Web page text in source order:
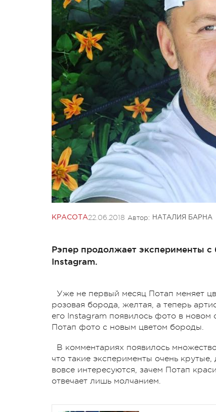
КРАСОТА22.06.2018 Автор: НАТАЛИЯ БАРНА
Рэпер продолжает эксперименты с
Instagram.
Уже не первый месяц Потап меняет
розовая борода, желтая, а теперь
его Instagram появилось фото в новом
Потап фото с новым цветом бороды.
В комментариях появилось
что такие эксперименты очень
вовсе интересуются, зачем Потап
отвечает лишь молчанием.